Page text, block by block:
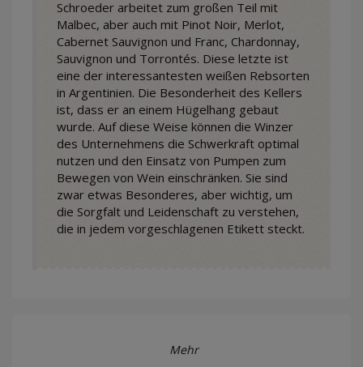
Schroeder arbeitet zum großen Teil mit
Malbec, aber auch mit Pinot Noir, Merlot,
Cabernet Sauvignon und Franc, Chardonnay,
Sauvignon und Torrontés. Diese letzte ist
eine der interessantesten weißen Rebsorten
in Argentinien. Die Besonderheit des Kellers
ist, dass er an einem Hügelhang gebaut
wurde. Auf diese Weise können die Winzer
des Unternehmens die Schwerkraft optimal
nutzen und den Einsatz von Pumpen zum
Bewegen von Wein einschränken. Sie sind
zwar etwas Besonderes, aber wichtig, um
die Sorgfalt und Leidenschaft zu verstehen,
die in jedem vorgeschlagenen Etikett steckt.
Mehr